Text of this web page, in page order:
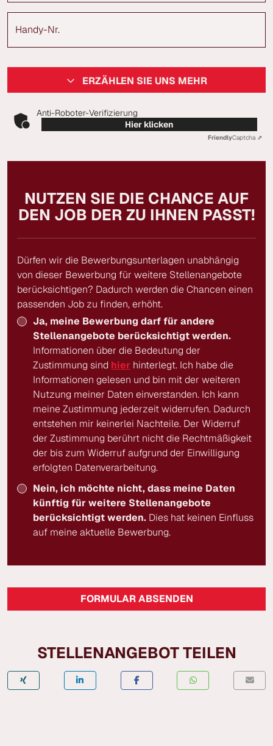
Handy-Nr.
ERZÄHLEN SIE UNS MEHR
Anti-Roboter-Verifizierung
Hier klicken
FriendlyCaptcha ⇗
NUTZEN SIE DIE CHANCE AUF
DEN JOB DER ZU IHNEN PASST!
Dürfen wir die Bewerbungsunterlagen unabhängig
von dieser Bewerbung für weitere Stellenangebote
berücksichtigen? Dadurch werden die Chancen einen
passenden Job zu finden, erhöht.
Ja, meine Bewerbung darf für andere
Stellenangebote berücksichtigt werden.
Informationen über die Bedeutung der
Zustimmung sind hier hinterlegt. Ich habe die
Informationen gelesen und bin mit der weiteren
Nutzung meiner Daten einverstanden. Ich kann
meine Zustimmung jederzeit widerrufen. Dadurch
entstehen mir keinerlei Nachteile. Der Widerruf
der Zustimmung berührt nicht die Rechtmäßigkeit
der bis zum Widerruf aufgrund der Einwilligung
erfolgten Datenverarbeitung.
Nein, ich möchte nicht, dass meine Daten
künftig für weitere Stellenangebote
berücksichtigt werden. Dies hat keinen Einfluss
auf meine aktuelle Bewerbung.
FORMULAR ABSENDEN
STELLENANGEBOT TEILEN